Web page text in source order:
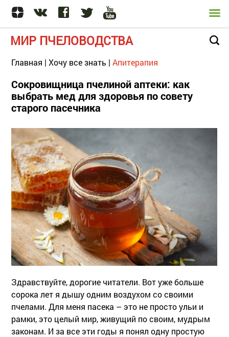
МИР ПЧЕЛОВОДСТВА
Главная | Хочу все знать | Апитерапия
Сокровищница пчелиной аптеки: как
выбрать мед для здоровья по совету
старого пасечника
Здравствуйте, дорогие читатели. Вот уже больше
сорока лет я дышу одним воздухом со своими
пчелами. Для меня пасека – это не просто ульи и
рамки, это целый мир, живущий по своим, мудрым
законам. И за все эти годы я понял одну простую